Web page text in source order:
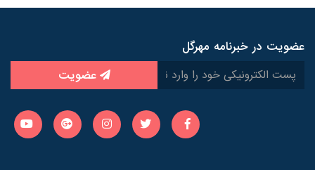
عضویت در خبرنامه مهرگل
عضویت